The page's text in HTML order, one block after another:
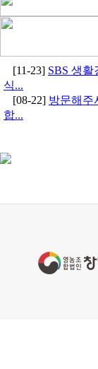
[11-23] SBS 생활
식...
[08-22] 방문해주
합...